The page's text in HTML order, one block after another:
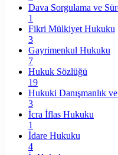
Dava Sorgulama ve
1
Fikri Mülkiyet Hukuku
3
Gayrimenkul Hukuku
7
Hukuk Sözlüğü
19
Hukuki Danışmanlık
3
İcra İflas Hukuku
1
İdare Hukuku
4